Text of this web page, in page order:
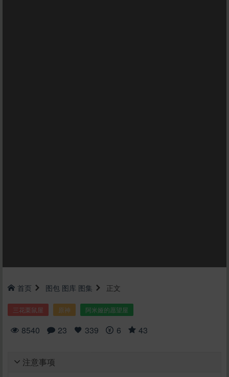
首页 图包 图库 图集 正文
三花栗鼠屋 原神 阿米娅的愿望屋
8540 23 339 6 43
注意事项